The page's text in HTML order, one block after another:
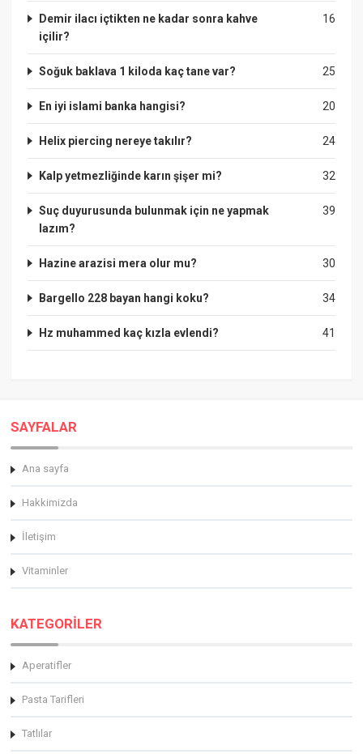
16
Demir ilacı içtikten ne kadar sonra kahve
içilir?
25
Soğuk baklava 1 kiloda kaç tane var?
20
En iyi islami banka hangisi?
24
Helix piercing nereye takılır?
32
Kalp yetmezliğinde karın şişer mi?
39
Suç duyurusunda bulunmak için ne yapmak
lazım?
30
Hazine arazisi mera olur mu?
34
Bargello 228 bayan hangi koku?
41
Hz muhammed kaç kızla evlendi?
SAYFALAR
Ana sayfa
Hakkimizda
İletişim
Vitaminler
KATEGORİLER
Aperatifler
Pasta Tarifleri
Tatlılar